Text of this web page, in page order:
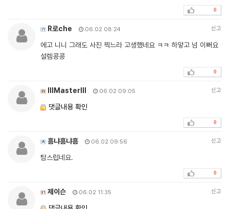
0
R로che 06.02 08:24 신고
에고 니니 그래도 사진 찍느라 고생했네요 ㅋㅋ 하얗고 넘 이뻐요
설렘콩콩
0
lllMasterlll 06.02 09:05 신고
댓글내용 확인
0
흠냐흠냐흠 06.02 09:56 신고
탐스럽네요.
0
제이슨 06.02 11:35 신고